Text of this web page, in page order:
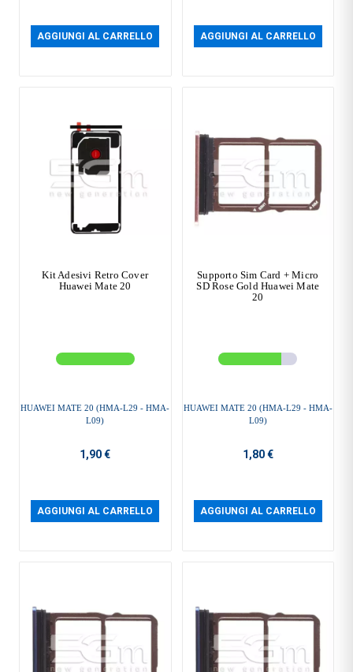
AGGIUNGI AL CARRELLO AGGIUNGI AL CARRELLO
Kit Adesivi Retro Cover
Huawei Mate 20
HUAWEI MATE 20 (HMA-L29 - HMA-
L09)
1,90 €
AGGIUNGI AL CARRELLO
Supporto Sim Card + Micro
SD Rose Gold Huawei Mate
20
HUAWEI MATE 20 (HMA-L29 - HMA-
L09)
1,80 €
AGGIUNGI AL CARRELLO